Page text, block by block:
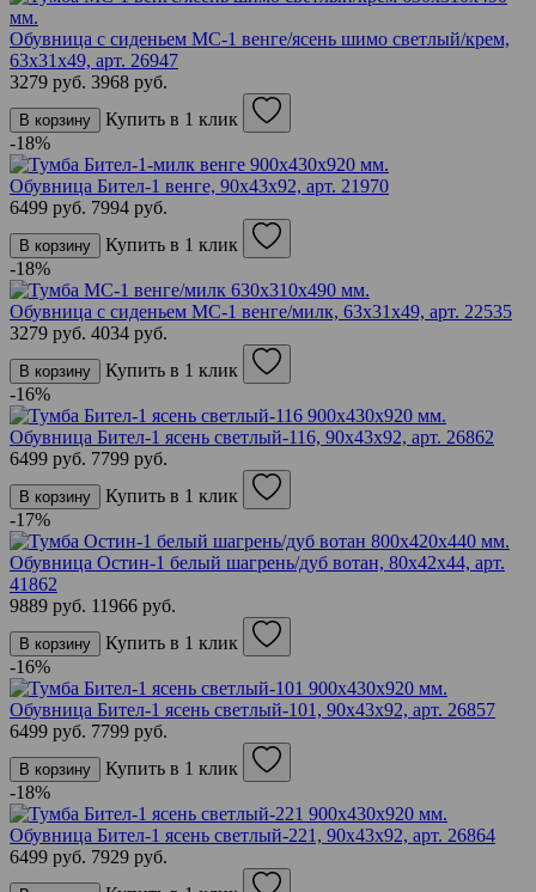
Обувница с сиденьем МС-1 венге/ясень шимо светлый/крем,
63х31х49, арт. 26947
3279 руб. 3968 руб.
В корзину
Купить в 1 клик
-18%
Обувница Бител-1 венге, 90х43х92, арт. 21970
6499 руб. 7994 руб.
В корзину
Купить в 1 клик
-18%
Обувница с сиденьем МС-1 венге/милк, 63х31х49, арт. 22535
3279 руб. 4034 руб.
В корзину
Купить в 1 клик
-16%
Обувница Бител-1 ясень светлый-116, 90х43х92, арт. 26862
6499 руб. 7799 руб.
В корзину
Купить в 1 клик
-17%
Обувница Остин-1 белый шагрень/дуб вотан, 80х42х44, арт.
41862
9889 руб. 11966 руб.
В корзину
Купить в 1 клик
-16%
Обувница Бител-1 ясень светлый-101, 90х43х92, арт. 26857
6499 руб. 7799 руб.
В корзину
Купить в 1 клик
-18%
Обувница Бител-1 ясень светлый-221, 90х43х92, арт. 26864
6499 руб. 7929 руб.